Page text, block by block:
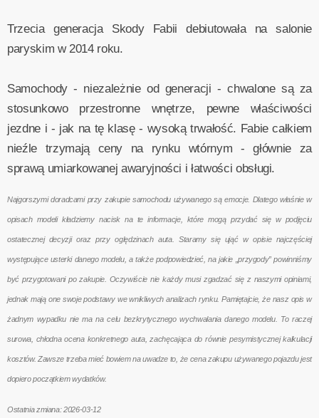
Trzecia generacja Skody Fabii debiutowała na salonie
paryskim w 2014 roku.
Samochody - niezależnie od generacji - chwalone są za
stosunkowo przestronne wnętrze, pewne właściwości
jezdne i - jak na tę klasę - wysoką trwałość. Fabie całkiem
nieźle trzymają ceny na rynku wtórnym - głównie za
sprawą umiarkowanej awaryjności i łatwości obsługi.
Najgorszymi doradcami przy zakupie samochodu używanego są emocje. Dlatego właśnie w
opisach modeli kładziemy nacisk na te informacje, które mogą przydać się w podjęciu
ostatecznej decyzji oraz przy oględzinach auta. Staramy się ująć w opisie najczęściej
występujące usterki danego modelu, a także podpowiedzieć, na jakie „przygody” powinniśmy
być przygotowani po zakupie. Oczywiście nie każdy musi zgadzać się z naszymi opiniami,
jednak mają one swoje podstawy we wnikliwych analizach rynku. Pamiętajcie, że nasz opis w
żadnym wypadku nie ma na celu bezkrytycznego wychwalania danego modelu. To raczej
surowa, chłodna ocena konkretnego auta, zachęcająca do równie pesymistycznej kalkulacji
kosztów. Zawsze trzeba mieć bowiem na uwadze to, że cena zakupu używanego pojazdu jest
dopiero początkiem wydatków.
Ostatnia zmiana: 2026-03-12